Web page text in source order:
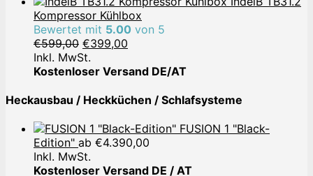
Kompressor Kühlbox
Bewertet mit 5.00 von 5
€599,00 Ursprünglicher
Preis
war:
€399,00
ist:
Inkl. MwSt.
Kostenloser Versand DE/AT
Heckausbau / Heckküchen / Schlafsysteme
FUSION 1 "Black-
Edition" ab €4.390,00
Inkl. MwSt.
Kostenloser Versand DE / AT